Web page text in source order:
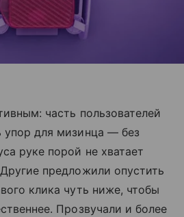
часть пользователей
упор для мизинца — без
руке порой не хватает
предложили опустить
клика чуть ниже, чтобы
Прозвучали и более